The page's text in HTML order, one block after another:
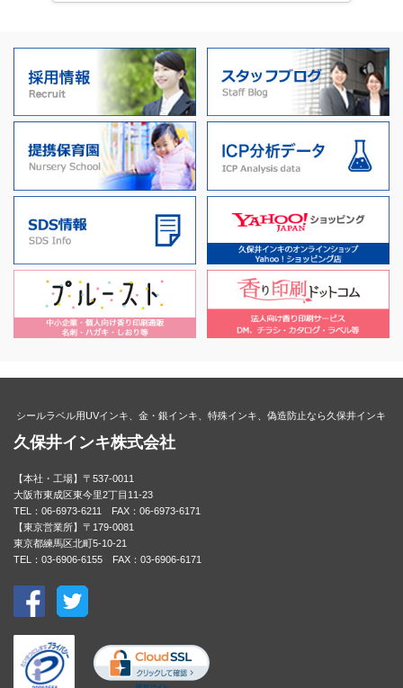
シールラベル用UVインキ、金・銀インキ、特殊インキ、偽造防止なら久保井インキ
久保井インキ株式会社
【本社・工場】〒537-0011
大阪市東成区東今里2丁目11-23
TEL：06-6973-6211 FAX：06-6973-6171
【東京営業所】〒179-0081
東京都練馬区北町5-10-21
TEL：03-6906-6155 FAX：03-6906-6171